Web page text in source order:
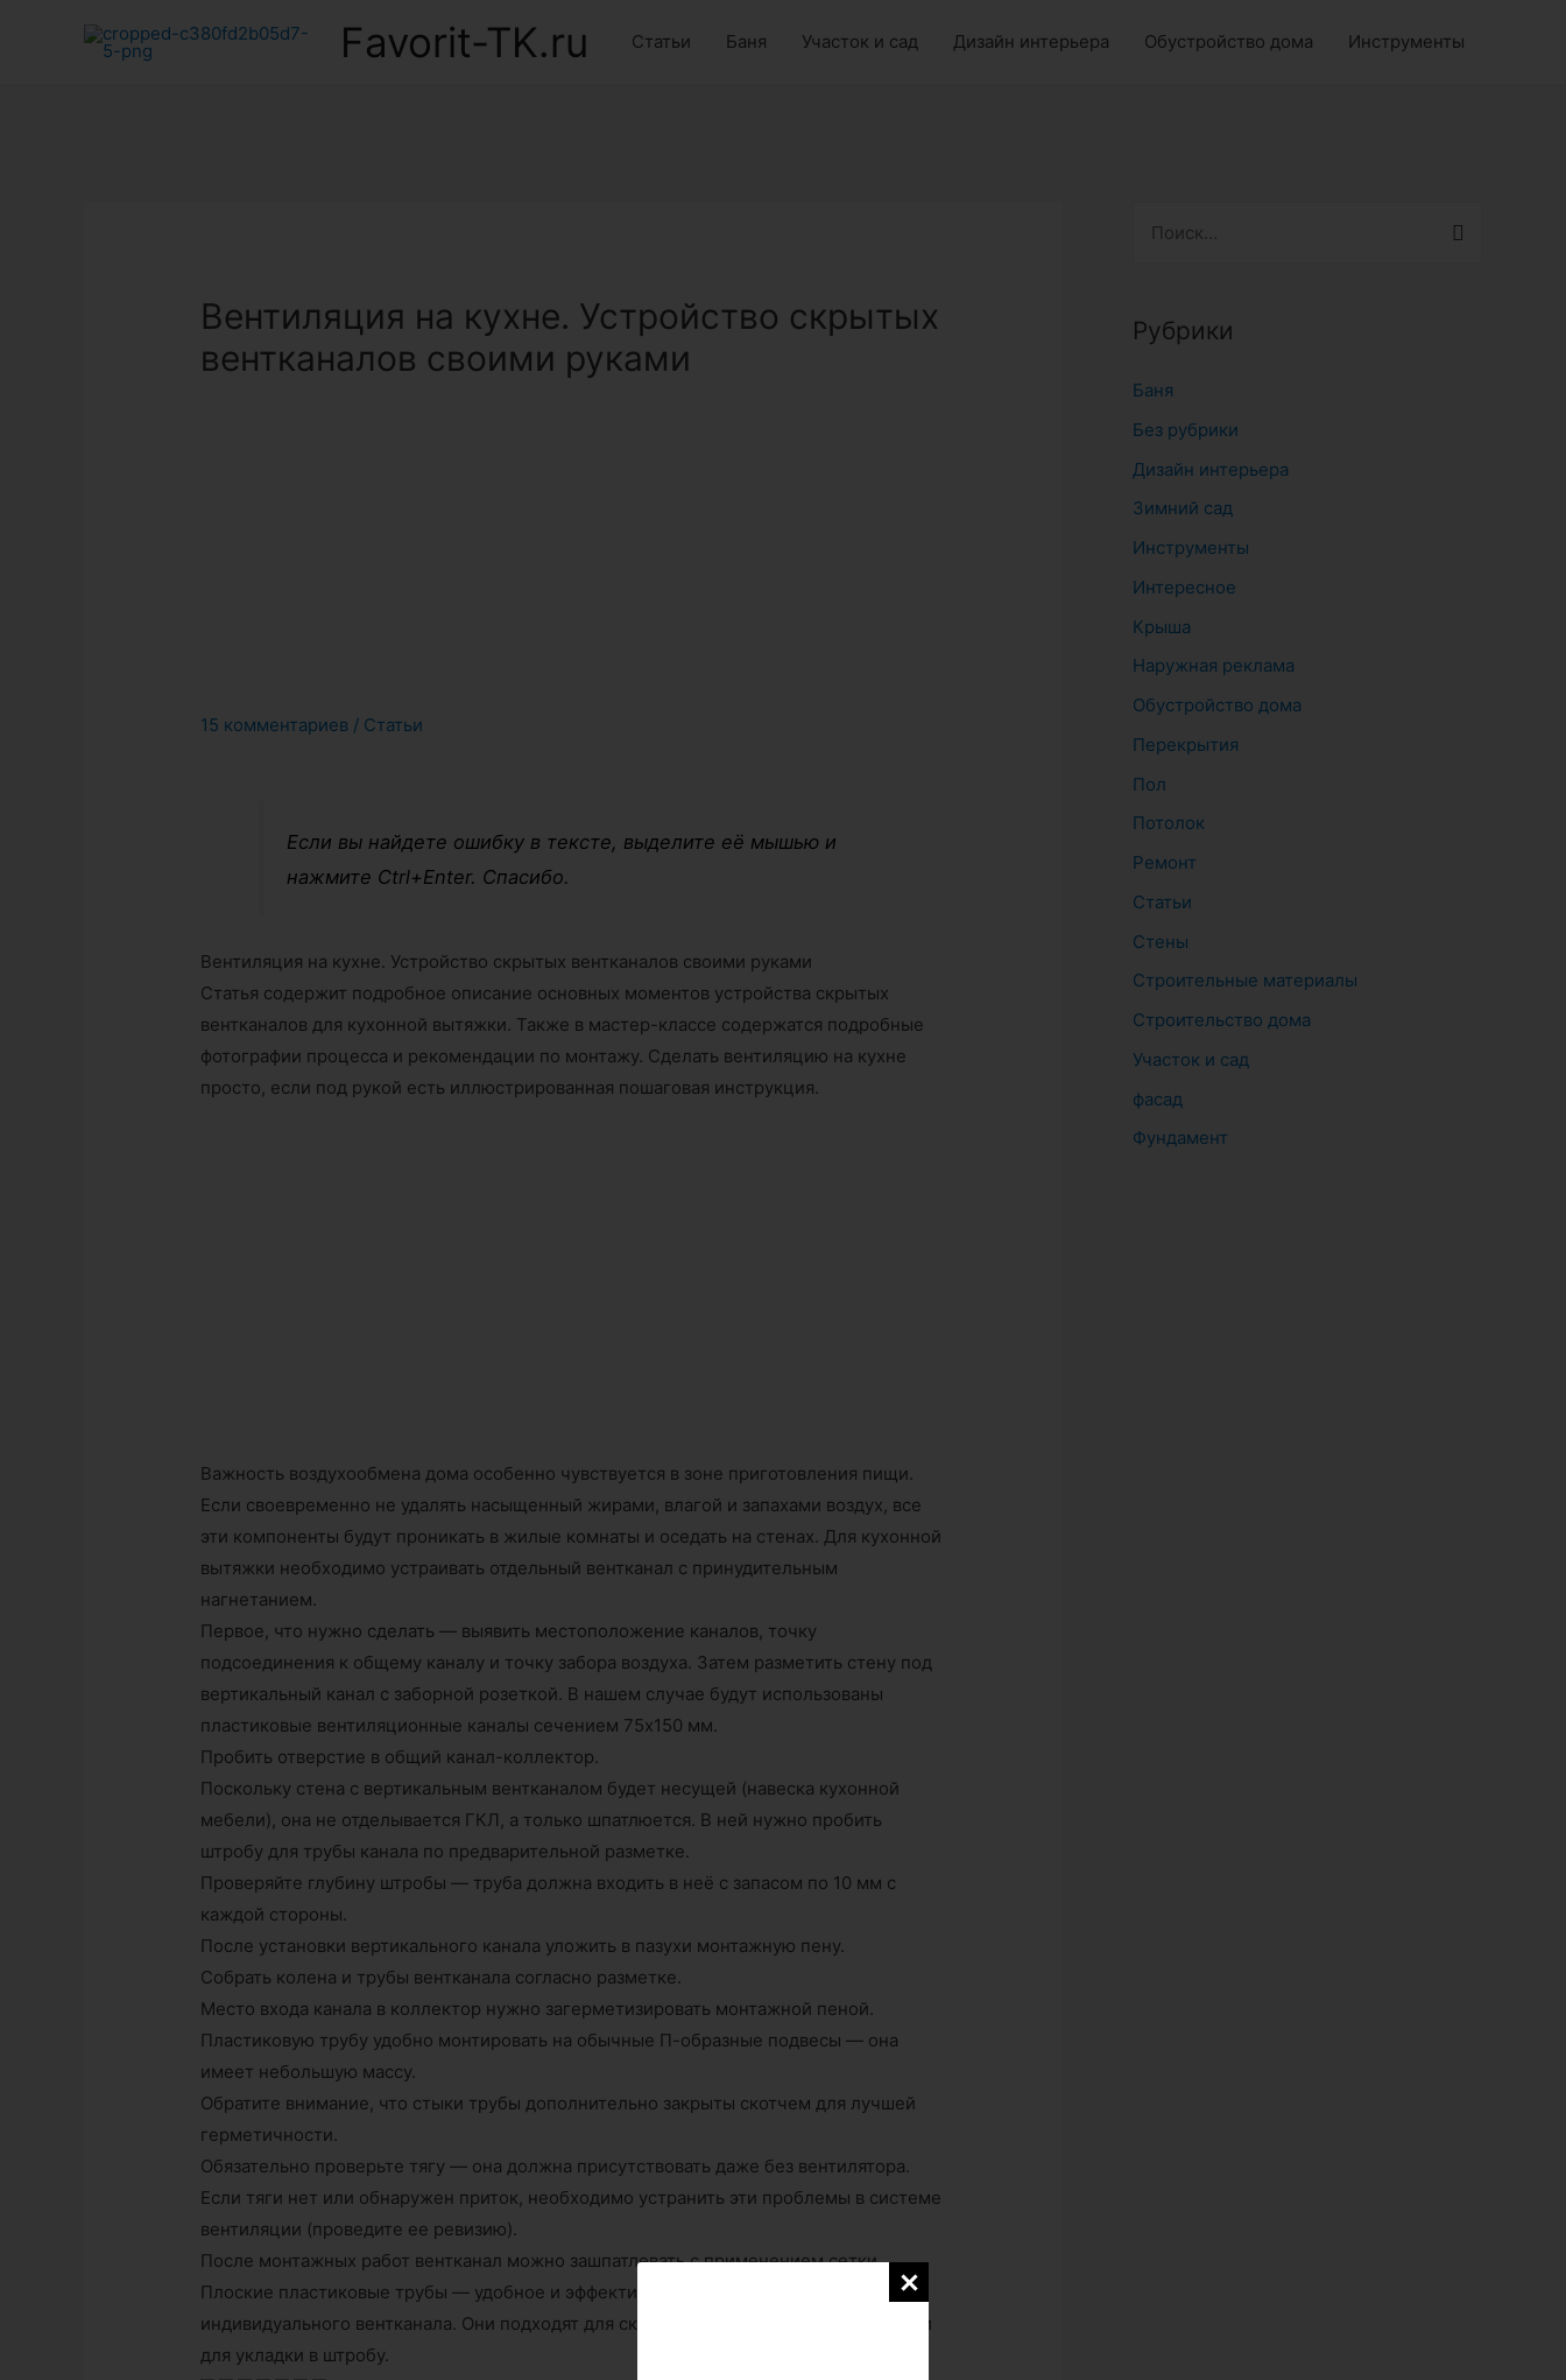
Favorit-TK.ru Статьи Баня Участок и сад Дизайн интерьера Обустройство дома Инструменты
Вентиляция на кухне. Устройство скрытых
вентканалов своими руками
15 комментариев / Статьи
Если вы найдете ошибку в тексте, выделите её мышью и
нажмите Ctrl+Enter. Спасибо.
Вентиляция на кухне. Устройство скрытых вентканалов своими руками
Статья содержит подробное описание основных моментов устройства скрытых
вентканалов для кухонной вытяжки. Также в мастер-классе содержатся подробные
фотографии процесса и рекомендации по монтажу. Сделать вентиляцию на кухне
просто, если под рукой есть иллюстрированная пошаговая инструкция.
Важность воздухообмена дома особенно чувствуется в зоне приготовления пищи.
Если своевременно не удалять насыщенный жирами, влагой и запахами воздух, все
эти компоненты будут проникать в жилые комнаты и оседать на стенах. Для кухонной
вытяжки необходимо устраивать отдельный вентканал с принудительным
нагнетанием.
Первое, что нужно сделать — выявить местоположение каналов, точку
подсоединения к общему каналу и точку забора воздуха. Затем разметить стену под
вертикальный канал с заборной розеткой. В нашем случае будут использованы
пластиковые вентиляционные каналы сечением 75х150 мм.
Пробить отверстие в общий канал-коллектор.
Поскольку стена с вертикальным вентканалом будет несущей (навеска кухонной
мебели), она не отделывается ГКЛ, а только шпатлюется. В ней нужно пробить
штробу для трубы канала по предварительной разметке.
Проверяйте глубину штробы — труба должна входить в неё с запасом по 10 мм с
каждой стороны.
После установки вертикального канала уложить в пазухи монтажную пену.
Собрать колена и трубы вентканала согласно разметке.
Место входа канала в коллектор нужно загерметизировать монтажной пеной.
Пластиковую трубу удобно монтировать на обычные П-образные подвесы — она
имеет небольшую массу.
Обратите внимание, что стыки трубы дополнительно закрыты скотчем для лучшей
герметичности.
Обязательно проверьте тягу — она должна присутствовать даже без вентилятора.
Если тяги нет или обнаружен приток, необходимо устранить эти проблемы в системе
вентиляции (проведите ее ревизию).
После монтажных работ вентканал можно зашпатлевать с применением сетки.
Плоские пластиковые трубы — удобное и эффективное решение для компактного
индивидуального вентканала. Они подходят для скрытого монтажа за листами ГКЛ и
для укладки в штробу.
т
:
Рубрики
Баня
Без рубрики
Дизайн интерьера
Зимний сад
Инструменты
Интересное
Крыша
Наружная реклама
Обустройство дома
Перекрытия
Пол
Потолок
Ремонт
Статьи
Стены
Строительные материалы
Строительство дома
Участок и сад
фасад
Фундамент